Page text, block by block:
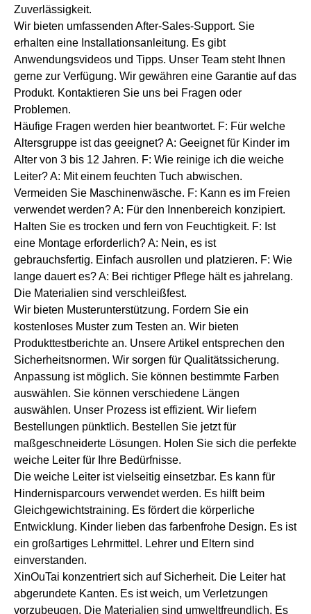
Zuverlässigkeit.
Wir bieten umfassenden After-Sales-Support. Sie
erhalten eine Installationsanleitung. Es gibt
Anwendungsvideos und Tipps. Unser Team steht Ihnen
gerne zur Verfügung. Wir gewähren eine Garantie auf das
Produkt. Kontaktieren Sie uns bei Fragen oder
Problemen.
Häufige Fragen werden hier beantwortet. F: Für welche
Altersgruppe ist das geeignet? A: Geeignet für Kinder im
Alter von 3 bis 12 Jahren. F: Wie reinige ich die weiche
Leiter? A: Mit einem feuchten Tuch abwischen.
Vermeiden Sie Maschinenwäsche. F: Kann es im Freien
verwendet werden? A: Für den Innenbereich konzipiert.
Halten Sie es trocken und fern von Feuchtigkeit. F: Ist
eine Montage erforderlich? A: Nein, es ist
gebrauchsfertig. Einfach ausrollen und platzieren. F: Wie
lange dauert es? A: Bei richtiger Pflege hält es jahrelang.
Die Materialien sind verschleißfest.
Wir bieten Musterunterstützung. Fordern Sie ein
kostenloses Muster zum Testen an. Wir bieten
Produkttestberichte an. Unsere Artikel entsprechen den
Sicherheitsnormen. Wir sorgen für Qualitätssicherung.
Anpassung ist möglich. Sie können bestimmte Farben
auswählen. Sie können verschiedene Längen
auswählen. Unser Prozess ist effizient. Wir liefern
Bestellungen pünktlich. Bestellen Sie jetzt für
maßgeschneiderte Lösungen. Holen Sie sich die perfekte
weiche Leiter für Ihre Bedürfnisse.
Die weiche Leiter ist vielseitig einsetzbar. Es kann für
Hindernisparcours verwendet werden. Es hilft beim
Gleichgewichtstraining. Es fördert die körperliche
Entwicklung. Kinder lieben das farbenfrohe Design. Es ist
ein großartiges Lehrmittel. Lehrer und Eltern sind
einverstanden.
XinOuTai konzentriert sich auf Sicherheit. Die Leiter hat
abgerundete Kanten. Es ist weich, um Verletzungen
vorzubeugen. Die Materialien sind umweltfreundlich. Es